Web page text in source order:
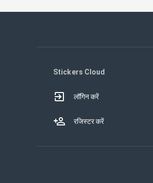
Stickers Cloud
लॉगिन करें
रजिस्टर करें